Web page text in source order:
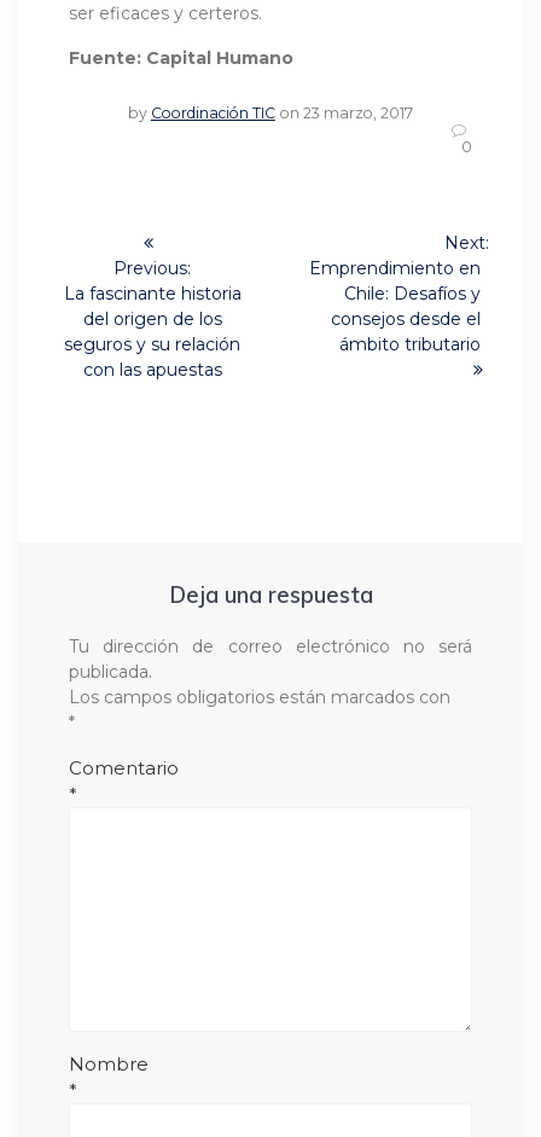
ser eficaces y certeros.
Fuente: Capital Humano
by Coordinación TIC on 23 marzo, 2017
0
Navegación
entradas
Previous:
Previous
post:
La fascinante historia
del origen de los
seguros y su relación
con las apuestas
Next:
Next
Emprendimiento en
Chile: Desafíos y
consejos desde el
ámbito tributario
Deja una respuesta
Tu dirección de correo electrónico no será
publicada.
Los campos obligatorios están marcados con
*
Comentario
*
Nombre
*